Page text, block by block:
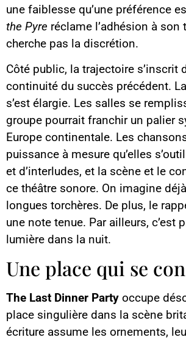
une faiblesse qu’une préférence
the Pyre réclame l’adhésion à son
cherche pas la discrétion.
Côté public, la trajectoire s’inscrit
continuité du succès précédent.
s’est élargie. Les salles se
groupe pourrait franchir un palier
Europe continentale. Les
puissance à mesure qu’elles
et d’interludes, et la scène et le
ce théâtre sonore. On imagine
longues torchères. De plus, le
une note tenue. Par ailleurs, c’est
lumière dans la nuit.
Une place qui se
The Last Dinner Party occupe
place singulière dans la scène
écriture assume les ornements,